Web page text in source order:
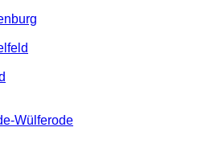
Wülferode